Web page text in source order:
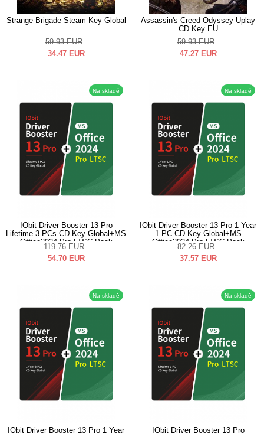
Strange Brigade Steam Key Global
59.93 EUR
34.47 EUR
Assassin's Creed Odyssey Uplay
CD Key EU
59.93 EUR
47.27 EUR
Na skladě
IObit Driver Booster 13 Pro
Lifetime 3 PCs CD Key Global+MS
Office2024 Pro LTSC Pack
119.76 EUR
54.70 EUR
Na skladě
IObit Driver Booster 13 Pro 1 Year
1 PC CD Key Global+MS
Office2024 Pro LTSC Pack
82.26 EUR
37.57 EUR
Na skladě
IObit Driver Booster 13 Pro 1 Year
Na skladě
IObit Driver Booster 13 Pro